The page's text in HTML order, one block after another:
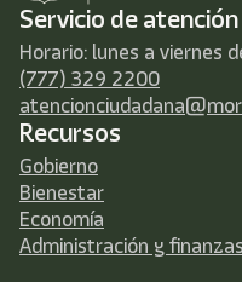
Servicio de
Horario: lunes a viernes
(777) 329 2200
Recursos
Gobierno
Bienestar
Economía
Administración y finanzas